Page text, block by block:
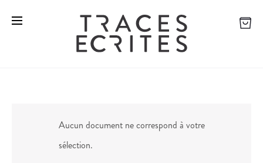
Aucun document ne correspond à votre
sélection.